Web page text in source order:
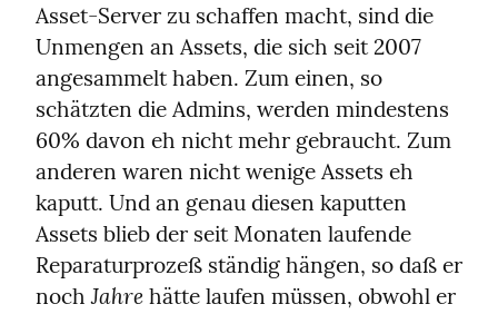
Asset-Server zu schaffen macht, sind die
Unmengen an Assets, die sich seit 2007
angesammelt haben. Zum einen, so
schätzten die Admins, werden mindestens
60% davon eh nicht mehr gebraucht. Zum
anderen waren nicht wenige Assets eh
kaputt. Und an genau diesen kaputten
Assets blieb der seit Monaten laufende
Reparaturprozeß ständig hängen, so daß er
noch Jahre hätte laufen müssen, obwohl er